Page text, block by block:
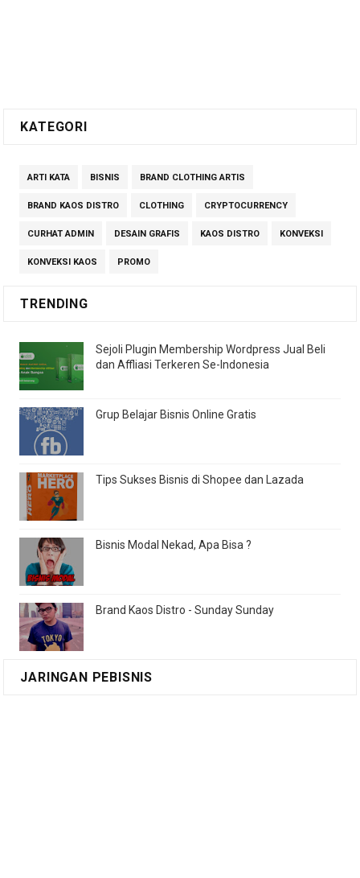
KATEGORI
ARTI KATA BISNIS BRAND CLOTHING ARTIS
BRAND KAOS DISTRO CLOTHING CRYPTOCURRENCY
CURHAT ADMIN DESAIN GRAFIS KAOS DISTRO KONVEKSI
KONVEKSI KAOS PROMO
TRENDING
Sejoli Plugin Membership Wordpress Jual Beli
dan Affliasi Terkeren Se-Indonesia
Grup Belajar Bisnis Online Gratis
Tips Sukses Bisnis di Shopee dan Lazada
Bisnis Modal Nekad, Apa Bisa ?
Brand Kaos Distro - Sunday Sunday
JARINGAN PEBISNIS